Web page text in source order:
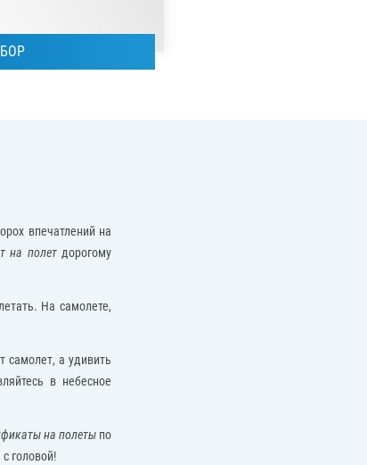
впечатлений на
на полетдорогому
На самолете,
самолет, а удивить
в небесное
на полетыпо
головой!